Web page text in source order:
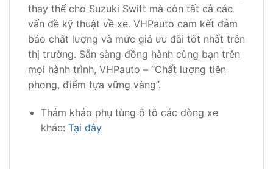
thay thế cho Suzuki Swift mà còn tất cả các
vấn đề kỹ thuật về xe. VHPauto cam kết đảm
bảo chất lượng và mức giá ưu đãi tốt nhất trên
thị trường. Sẵn sàng đồng hành cùng bạn trên
mọi hành trình, VHPauto – “Chất lượng tiên
phong, điểm tựa vững vàng”.
Thảm khảo phụ tùng ô tô các dòng xe
khác: Tại đây